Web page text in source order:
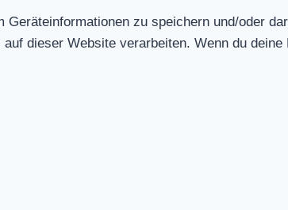
zu speichern und/oder
dieser Website verarbeiten. Wenn du